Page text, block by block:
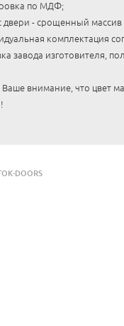
по МДФ;
двери - срощенный
комплектация
завода изготовителя,
внимание, что цвет
DOORS